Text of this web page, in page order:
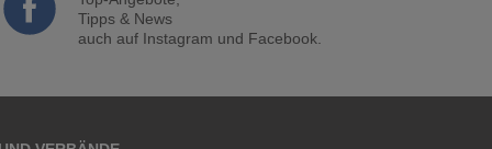
Tipps & News
auch auf Instagram und Facebook.